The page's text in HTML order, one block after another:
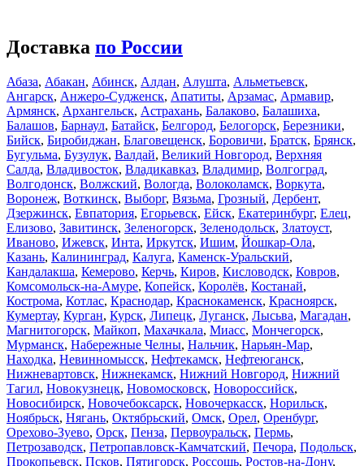
Доставка по России
Абаза, Абакан, Абинск, Алдан, Алушта, Альметьевск,
Ангарск, Анжеро-Судженск, Апатиты, Арзамас, Армавир,
Армянск, Архангельск, Астрахань, Балаково, Балашиха,
Балашов, Барнаул, Батайск, Белгород, Белогорск, Березники,
Бийск, Биробиджан, Благовещенск, Боровичи, Братск, Брянск,
Бугульма, Бузулук, Валдай, Великий Новгород, Верхняя
Салда, Владивосток, Владикавказ, Владимир, Волгоград,
Волгодонск, Волжский, Вологда, Волоколамск, Воркута,
Воронеж, Воткинск, Выборг, Вязьма, Грозный, Дербент,
Дзержинск, Евпатория, Егорьевск, Ейск, Екатеринбург, Елец,
Елизово, Завитинск, Зеленогорск, Зеленодольск, Златоуст,
Иваново, Ижевск, Инта, Иркутск, Ишим, Йошкар-Ола,
Казань, Калининград, Калуга, Каменск-Уральский,
Кандалакша, Кемерово, Керчь, Киров, Кисловодск, Ковров,
Комсомольск-на-Амуре, Копейск, Королёв, Костанай,
Кострома, Котлас, Краснодар, Краснокаменск, Красноярск,
Кумертау, Курган, Курск, Липецк, Луганск, Лысьва, Магадан,
Магнитогорск, Майкоп, Махачкала, Миасс, Мончегорск,
Мурманск, Набережные Челны, Нальчик, Нарьян-Мар,
Находка, Невинномысск, Нефтекамск, Нефтеюганск,
Нижневартовск, Нижнекамск, Нижний Новгород, Нижний
Тагил, Новокузнецк, Новомосковск, Новороссийск,
Новосибирск, Новочебоксарск, Новочеркасск, Норильск,
Ноябрьск, Нягань, Октябрьский, Омск, Орел, Оренбург,
Орехово-Зуево, Орск, Пенза, Первоуральск, Пермь,
Петрозаводск, Петропавловск-Камчатский, Печора, Подольск,
Прокопьевск, Псков, Пятигорск, Россошь, Ростов-на-Дону,